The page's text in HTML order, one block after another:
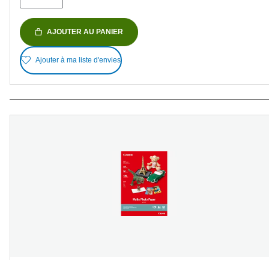
AJOUTER AU PANIER
Ajouter à ma liste d'envies